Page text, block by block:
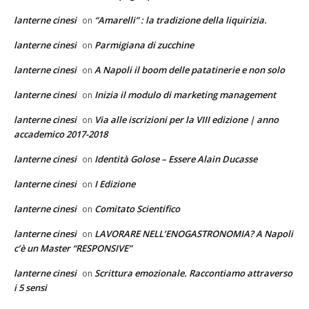
lanterne cinesi on “Amarelli” : la tradizione della liquirizia.
lanterne cinesi on Parmigiana di zucchine
lanterne cinesi on A Napoli il boom delle patatinerie e non solo
lanterne cinesi on Inizia il modulo di marketing management
lanterne cinesi on Via alle iscrizioni per la VIII edizione | anno
accademico 2017-2018
lanterne cinesi on Identità Golose – Essere Alain Ducasse
lanterne cinesi on I Edizione
lanterne cinesi on Comitato Scientifico
lanterne cinesi on LAVORARE NELL’ENOGASTRONOMIA? A Napoli
c’è un Master “RESPONSIVE”
lanterne cinesi on Scrittura emozionale. Raccontiamo attraverso
i 5 sensi